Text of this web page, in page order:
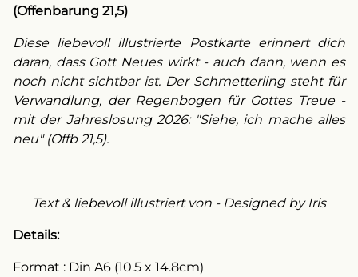
(Offenbarung 21,5)
Diese liebevoll illustrierte Postkarte erinnert dich
daran, dass Gott Neues wirkt - auch dann, wenn es
noch nicht sichtbar ist. Der Schmetterling steht für
Verwandlung, der Regenbogen für Gottes Treue -
mit der Jahreslosung 2026: "Siehe, ich mache alles
neu" (Offb 21,5).
Text & liebevoll illustriert von - Designed by Iris
Details:
Format : Din A6 (10.5 x 14.8cm)